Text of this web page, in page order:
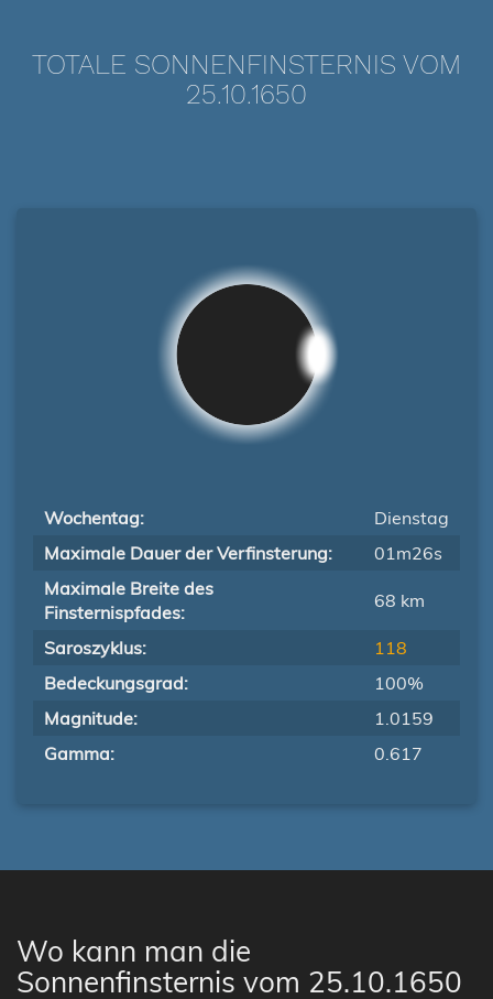
TOTALE SONNENFINSTERNIS VOM
25.10.1650
Wochentag:
Dienstag
Maximale Dauer der Verfinsterung:
01m26s
Maximale Breite des
Finsternispfades:
68 km
Saroszyklus:
118
Bedeckungsgrad:
100%
Magnitude:
1.0159
Gamma:
0.617
Wo kann man die
Sonnenfinsternis vom 25.10.1650